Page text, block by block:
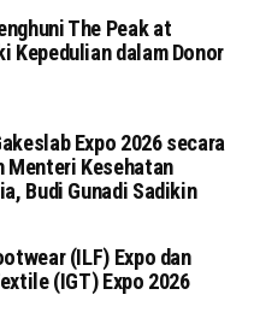
The Peak at
Kepedulian dalam Donor
Expo 2026 secara
Menteri Kesehatan
Budi Gunadi Sadikin
(ILF) Expo dan
(IGT) Expo 2026